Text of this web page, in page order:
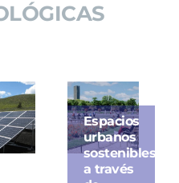
Espacios
urbanos
sostenibles
a través